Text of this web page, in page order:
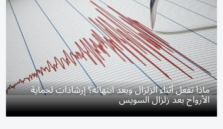
ماذا تفعل أثناء الزلزال وبعد انتهائه؟ إرشادات لحماية
الأرواح بعد زلزال السويس